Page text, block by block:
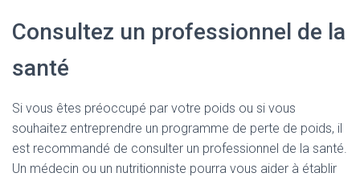
Consultez un professionnel de la
santé
Si vous êtes préoccupé par votre poids ou si vous
souhaitez entreprendre un programme de perte de poids, il
est recommandé de consulter un professionnel de la santé.
Un médecin ou un nutritionniste pourra vous aider à établir